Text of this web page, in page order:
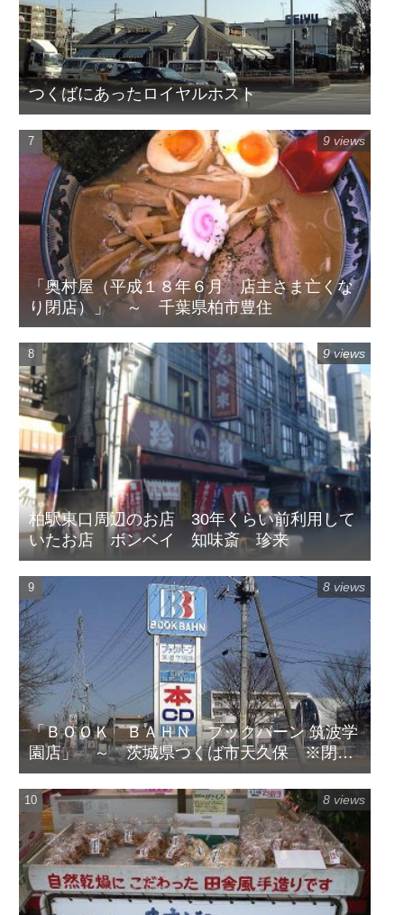
つくばにあったロイヤルホスト
「奥村屋（平成１８年６月 店主さま亡くな
り閉店）」 ～ 千葉県柏市豊住
9 views
柏駅東口周辺のお店 30年くらい前利用して
いたお店 ボンベイ 知味斎 珍来
9 views
「ＢＯＯＫ ＢＡＨＮ ブックバーン 筑波学
園店」 ～ 茨城県つくば市天久保 ※閉店
してます
8 views
8 views